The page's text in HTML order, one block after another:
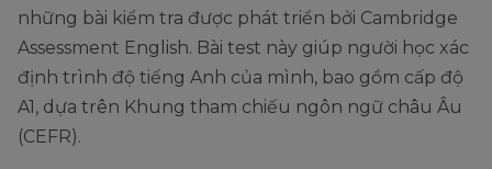
những bài kiểm tra được phát triển bởi Cambridge
Assessment English. Bài test này giúp người học xác
định trình độ tiếng Anh của mình, bao gồm cấp độ
A1, dựa trên Khung tham chiếu ngôn ngữ châu Âu
(CEFR).